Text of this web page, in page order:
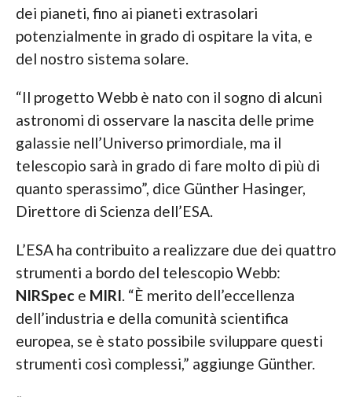
dei pianeti, fino ai pianeti extrasolari
potenzialmente in grado di ospitare la vita, e
del nostro sistema solare.
“Il progetto Webb è nato con il sogno di alcuni
astronomi di osservare la nascita delle prime
galassie nell’Universo primordiale, ma il
telescopio sarà in grado di fare molto di più di
quanto sperassimo”, dice Günther Hasinger,
Direttore di Scienza dell’ESA.
L’ESA ha contribuito a realizzare due dei quattro
strumenti a bordo del telescopio Webb:
NIRSpece MIRI. “È merito dell’eccellenza
dell’industria e della comunità scientifica
europea, se è stato possibile sviluppare questi
strumenti così complessi,” aggiunge Günther.